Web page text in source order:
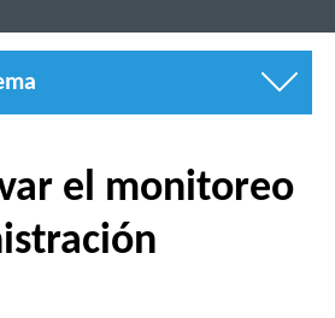
el monitoreo